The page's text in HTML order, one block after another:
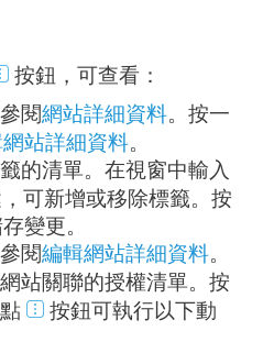
按鈕，可查看：
閱網站詳細資料。按一
站詳細資料。
的清單。在視窗中輸入
可新增或移除標籤。按
變更。
閱編輯網站詳細資料。
站關聯的授權清單。按
按鈕可執行以下動